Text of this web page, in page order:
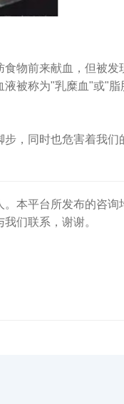
物前来献血，但被发
被称为"乳糜血"或"脂
，同时也危害着我们
本平台所发布的咨询
们联系，谢谢。